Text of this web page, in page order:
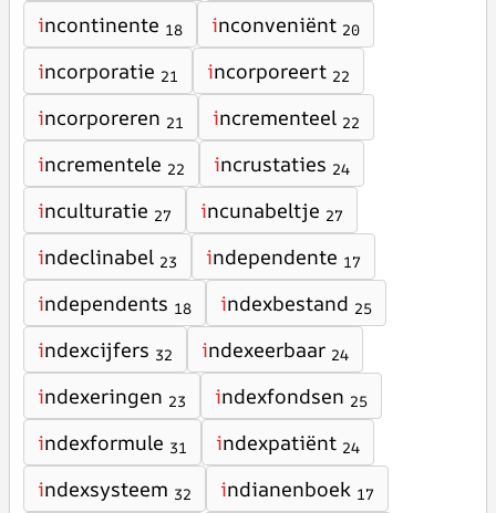
incontinente 18 inconveniënt 20
incorporatie 21 incorporeert 22
incorporeren 21 incrementeel 22
incrementele 22 incrustaties 24
inculturatie 27 incunabeltje 27
indeclinabel 23 independente 17
independents 18 indexbestand 25
indexcijfers 32 indexeerbaar 24
indexeringen 23 indexfondsen 25
indexformule 31 indexpatiënt 24
indexsysteem 32 indianenboek 17